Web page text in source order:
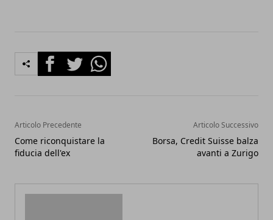
FacebookTwitterWhatsapp
Articolo Precedente
Come riconquistare la
fiducia dell'ex
Articolo Successivo
Borsa, Credit Suisse balza
avanti a Zurigo